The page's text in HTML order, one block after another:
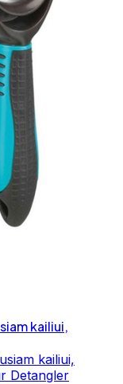
kailiui,
kailiui,
Detangler